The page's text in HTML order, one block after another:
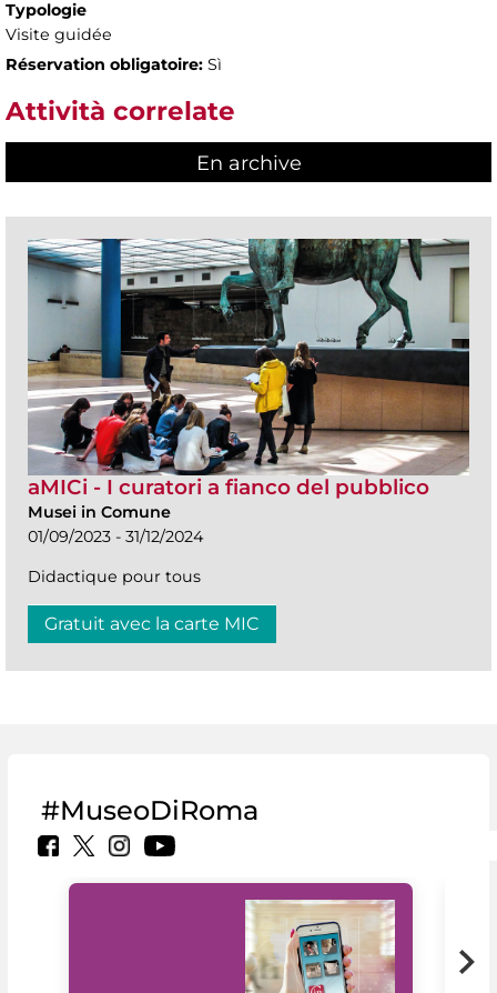
Typologie
Visite guidée
Réservation obligatoire: Sì
Attività correlate
En archive
aMICi - I curatori a fianco del pubblico
Musei in Comune
01/09/2023 - 31/12/2024
Didactique pour tous
Gratuit avec la carte MIC
#MuseoDiRoma